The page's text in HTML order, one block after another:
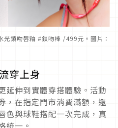
鎖吻唇釉 #鎖吻棒 /499元。圖片：
穿上身
延伸到實體穿搭體驗。活動
，在指定門市消費滿額，還
色與球鞋搭配一次完成，真
統一。